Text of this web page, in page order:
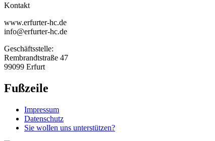
Kontakt
www.erfurter-hc.de
info@erfurter-hc.de
Geschäftsstelle:
Rembrandtstraße 47
99099 Erfurt
Fußzeile
Impressum
Datenschutz
Sie wollen uns unterstützen?